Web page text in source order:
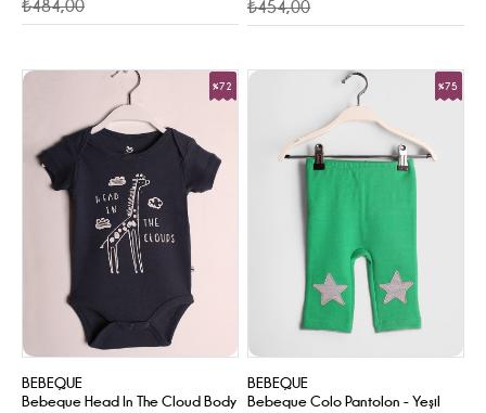
₺484,00 ₺454,00
BEBEQUE
Bebeque Head In The Cloud Body
%72
BEBEQUE
Bebeque Colo Pantolon - Yeşil
%75